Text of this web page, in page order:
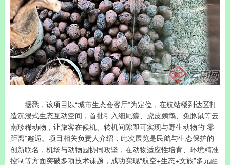
据悉，该项目以“城市生态会客厅”为定位，在航站楼到达区打
造沉浸式生态互动空间，首批引入细尾獴、虎皮鹦鹉、兔豚鼠等云
南珍稀动物，让旅客在候机、转机间隙即可实现与野生动物的“零
距离”邂逅。项目相关负责人介绍，此次展览是民航与生态保护的
创新联名，机场与动物园协同攻坚，在动物适应性培育、环境精准
控制等方面突破多项技术课题，成功实现“航空+生态+文旅”多元融